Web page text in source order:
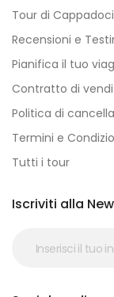
Tour di
Recensioni e
Pianifica il tuo
Contratto di
Politica di
Termini e
Tutti i tour
Iscriviti alla